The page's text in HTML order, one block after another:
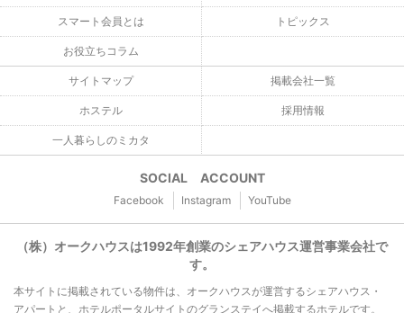
スマート会員とは トピックス
お役立ちコラム
サイトマップ 掲載会社一覧
ホステル 採用情報
一人暮らしのミカタ
SOCIAL ACCOUNT
Facebook Instagram YouTube
（株）オークハウスは1992年創業のシェアハウス運営事業会社で
す。
本サイトに掲載されている物件は、オークハウスが運営するシェアハウス・
アパートと、ホテルポータルサイトのグランステイへ掲載するホテルです。